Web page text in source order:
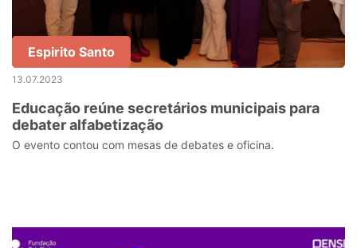
Espirito Santo
13.07.2023
Educação reúne secretários municipais para
debater alfabetização
O evento contou com mesas de debates e oficina.